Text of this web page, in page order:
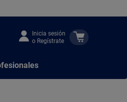
Inicia sesión
o Regístrate